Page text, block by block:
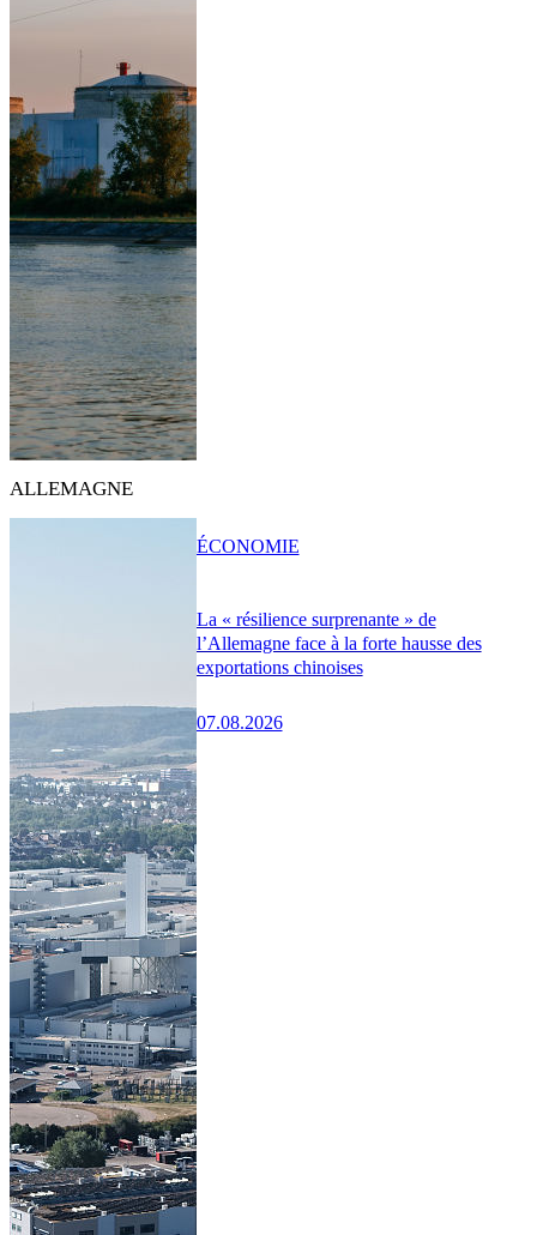
ALLEMAGNE
La « résilience surprenante » de
l’Allemagne face à la forte hausse des
exportations chinoises
07.08.2026
ÉCONOMIE